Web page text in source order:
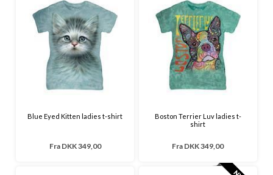
Blue Eyed Kitten ladies t-shirt
Fra DKK 349,00
Boston Terrier Luv ladies t-
shirt
Fra DKK 349,00